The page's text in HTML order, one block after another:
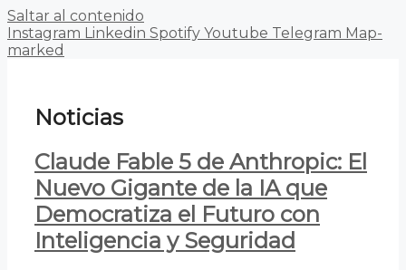
Saltar al contenido
Instagram Linkedin Spotify Youtube Telegram Map-
marked
Noticias
Claude Fable 5 de Anthropic: El
Nuevo Gigante de la IA que
Democratiza el Futuro con
Inteligencia y Seguridad